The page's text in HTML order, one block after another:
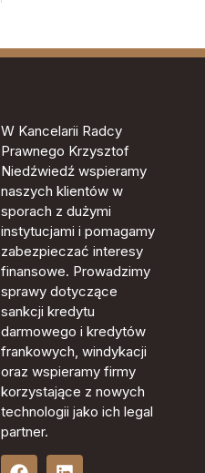
W Kancelarii Radcy
Prawnego Krzysztof
Niedźwiedź wspieramy
naszych klientów w
sporach z dużymi
instytucjami i pomagamy
zabezpieczać interesy
finansowe. Prowadzimy
sprawy dotyczące
sankcji kredytu
darmowego i kredytów
frankowych, windykacji
oraz wspieramy firmy
korzystające z nowych
technologii jako ich legal
partner.